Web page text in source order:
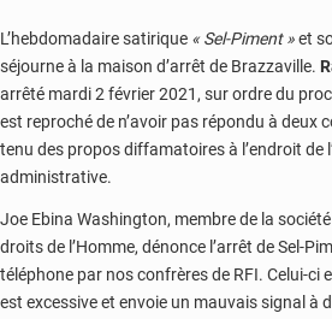
L’hebdomadaire satirique « Sel-Piment »et
séjourne à la maison d’arrêt de Brazzaville.
arrêté mardi 2 février 2021, sur ordre du
est reproché de n’avoir pas répondu à deux
tenu des propos diffamatoires à l’endroit de
administrative.
Joe Ebina Washington, membre de la
droits de l’Homme, dénonce l’arrêt de Sel-
téléphone par nos confrères de RFI. Celui-ci
est excessive et envoie un mauvais signal à